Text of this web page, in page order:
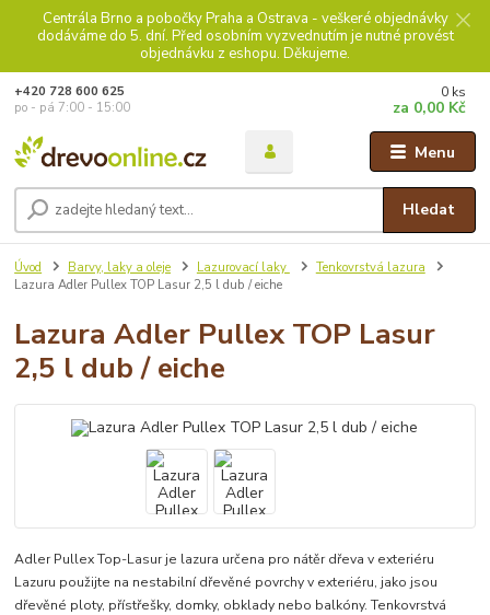
Centrála Brno a pobočky Praha a Ostrava - veškeré objednávky
dodáváme do 5. dní. Před osobním vyzvednutím je nutné provést
objednávku z eshopu. Děkujeme.
Menu
Hledat
+420 728 600 625
po - pá 7:00 - 15:00
0 ks
za 0,00 Kč
Úvod Barvy, laky a oleje Lazurovací laky
Tenkovrstvá lazura
Lazura Adler Pullex TOP Lasur 2,5 l dub / eiche
Lazura Adler Pullex TOP Lasur
2,5 l dub / eiche
Adler Pullex Top-Lasur je lazura určena pro nátěr dřeva v exteriéru
Lazuru použijte na nestabilní dřevěné povrchy v exteriéru, jako jsou
dřevěné ploty, přístřešky, domky, obklady nebo balkóny. Tenkovrstvá